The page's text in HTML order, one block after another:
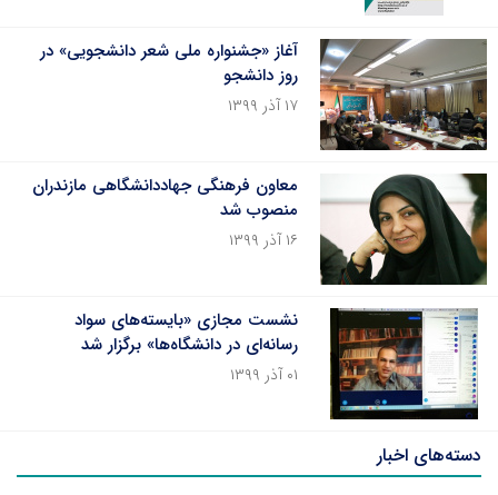
آغاز «جشنواره ملی شعر دانشجویی» در
روز دانشجو
۱۷ آذر ۱۳۹۹
معاون فرهنگی جهاددانشگاهی مازندران
منصوب شد
۱۶ آذر ۱۳۹۹
نشست مجازی «بایسته‌های سواد
رسانه‌ای در دانشگاه‌ها» برگزار شد
۰۱ آذر ۱۳۹۹
دسته‌های اخبار